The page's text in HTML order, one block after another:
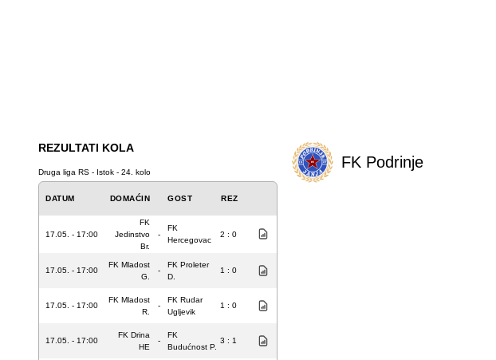
REZULTATI KOLA
Druga liga RS - Istok - 24. kolo
DATUM DOMAĆIN GOST REZ
17.05. - 17:00
FK
Jedinstvo
Br.
-
FK
Hercegovac
2 : 0
17.05. - 17:00
FK Mladost
G.
-
FK Proleter
D.
1 : 0
17.05. - 17:00
FK Mladost
R.
-
FK Rudar
Ugljevik
1 : 0
17.05. - 17:00
FK Drina
HE
-
FK
Budućnost P.
3 : 1
FK Podrinje